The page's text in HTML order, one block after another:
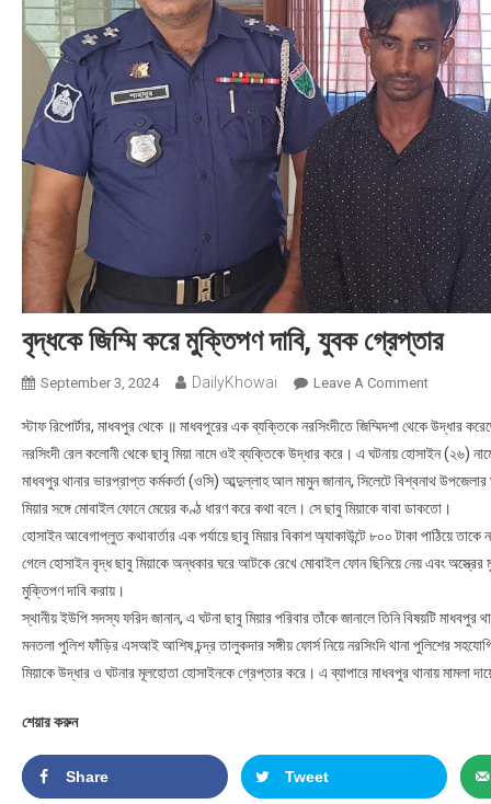
বৃদ্ধকে জিম্মি করে মুক্তিপণ দাবি, যুবক গ্রেপ্তার
September 3, 2024 DailyKhowai Leave A CommentOn বৃদ্ধকে
স্টাফ রিপোর্টার, মাধবপুর থেকে ॥ মাধবপুরের এক ব্যক্তিকে নরসিংদীতে জিম্মিদশা থেকে উদ্ধার
নরসিংদী রেল কলোনী থেকে ছাবু মিয়া নামে ওই ব্যক্তিকে উদ্ধার করে। এ ঘটনায় হোসাইন (২৬)
মাধবপুর থানার ভারপ্রাপ্ত কর্মকর্তা (ওসি) আব্দুল্লাহ আল মামুন জানান, সিলেটে বিশ্বনাথ
মিয়ার সঙ্গে মোবাইল ফোনে মেয়ের কণ্ঠ ধারণ করে কথা বলে। সে ছাবু মিয়াকে বাবা ডাকতো।
হোসাইন আবেগাপ্লুত কথাবার্তার এক পর্যায়ে ছাবু মিয়ার বিকাশ অ্যাকাউন্টে ৮০০ টাকা পাঠিয়ে
গেলে হোসাইন বৃদ্ধ ছাবু মিয়াকে অন্ধকার ঘরে আটকে রেখে মোবাইল ফোন ছিনিয়ে নেয় এবং অস্ত্রের
মুক্তিপণ দাবি করায়।
স্থানীয় ইউপি সদস্য ফরিদ জানান, এ ঘটনা ছাবু মিয়ার পরিবার তাঁকে জানালে তিনি বিষয়টি
মনতলা পুলিশ ফাঁড়ির এসআই আশিষ চন্দ্র তালুকদার সঙ্গীয় ফোর্স নিয়ে নরসিংদি থানা পুলিশের
মিয়াকে উদ্ধার ও ঘটনার মূলহোতা হোসাইনকে গ্রেপ্তার করে। এ ব্যাপারে মাধবপুর থানায় মামলা
শেয়ার করুন
Share Tweet